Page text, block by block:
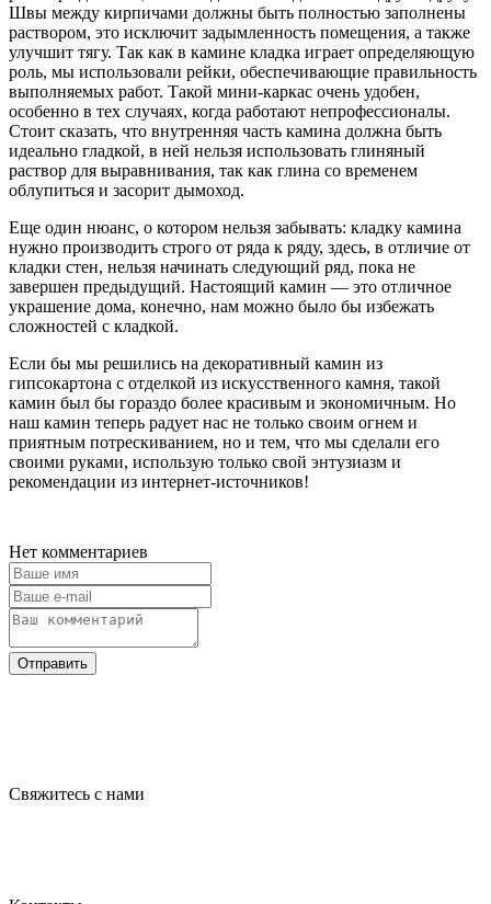
Швы между кирпичами должны быть полностью заполнены
раствором, это исключит задымленность помещения, а также
улучшит тягу. Так как в камине кладка играет определяющую
роль, мы использовали рейки, обеспечивающие правильность
выполняемых работ. Такой мини-каркас очень удобен,
особенно в тех случаях, когда работают непрофессионалы.
Стоит сказать, что внутренняя часть камина должна быть
идеально гладкой, в ней нельзя использовать глиняный
раствор для выравнивания, так как глина со временем
облупиться и засорит дымоход.
Еще один нюанс, о котором нельзя забывать: кладку камина
нужно производить строго от ряда к ряду, здесь, в отличие от
кладки стен, нельзя начинать следующий ряд, пока не
завершен предыдущий. Настоящий камин — это отличное
украшение дома, конечно, нам можно было бы избежать
сложностей с кладкой.
Если бы мы решились на декоративный камин из
гипсокартона с отделкой из искусственного камня, такой
камин был бы гораздо более красивым и экономичным. Но
наш камин теперь радует нас не только своим огнем и
приятным потрескиванием, но и тем, что мы сделали его
своими руками, использую только свой энтузиазм и
рекомендации из интернет-источников!
Нет комментариев
Отправить
Свяжитесь с нами